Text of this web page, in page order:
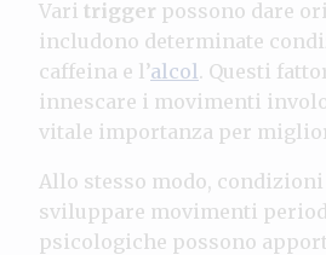
Vari trigger possono dare
includono determinate
caffeina e l’alcol. Questi
innescare i movimenti
vitale importanza per
Allo stesso modo, condizioni
sviluppare movimenti
psicologiche possono